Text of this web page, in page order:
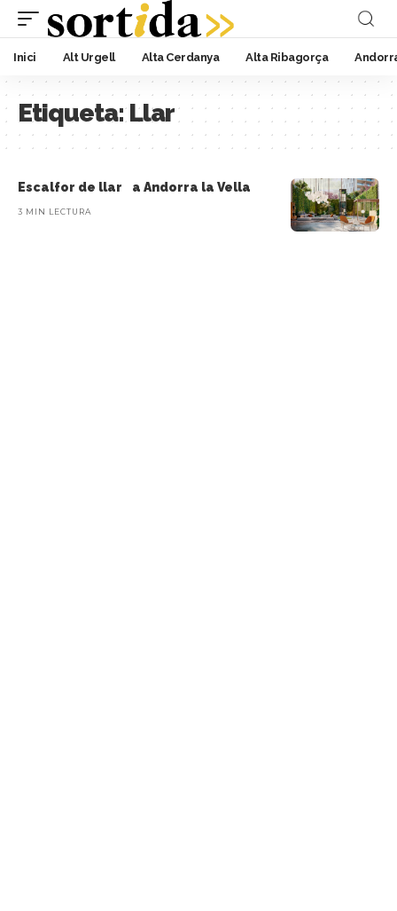
Inici Alt Urgell Alta Cerdanya Alta Ribagorça
Etiqueta:Llar
Escalfor de llar a Andorra la Vella
3 MIN LECTURA